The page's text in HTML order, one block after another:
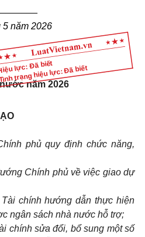
lực: Đã biết
trạng hiệu lực: Đã biết
5 năm 2026
năm 2026
phủ quy định chức năng,
Chính phủ về việc giao dự
chính hướng dẫn thực hiện
ngân sách nhà nước hỗ trợ;
chính sửa đổi, bổ sung một số